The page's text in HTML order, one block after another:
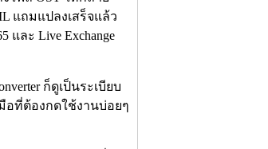
แถมแปลงเสร็จแล้ว
ละ Live Exchange
ก็ดูเป็นระเบียบ
อที่ต้องกดใช้งานบ่อยๆ